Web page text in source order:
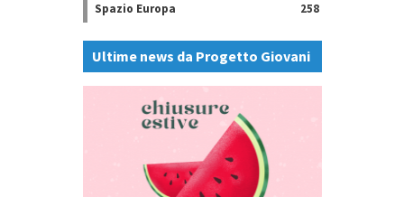
Spazio Europa
258
Ultime news da Progetto Giovani